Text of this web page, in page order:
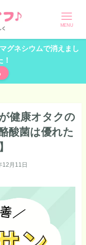
MENU
グネシウムで消えまし
健康オタクの
酸菌は優れた
12月11日